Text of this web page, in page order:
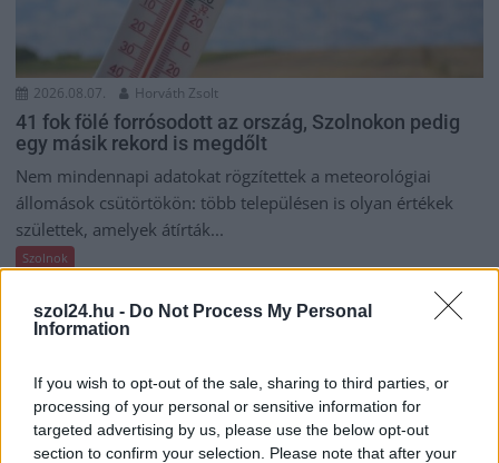
szol24.hu - Do Not Process My Personal
Information
If you wish to opt-out of the sale, sharing to third parties, or
processing of your personal or sensitive information for
targeted advertising by us, please use the below opt-out
section to confirm your selection. Please note that after your
2026.08.07. Horváth Zsolt
41 fok fölé forrósodott az ország, Szolnokon pedig
egy másik rekord is megdőlt
Nem mindennapi adatokat rögzítettek a meteorológiai
állomások csütörtökön: több településen is olyan értékek
születtek, amelyek átírták...
Szolnok